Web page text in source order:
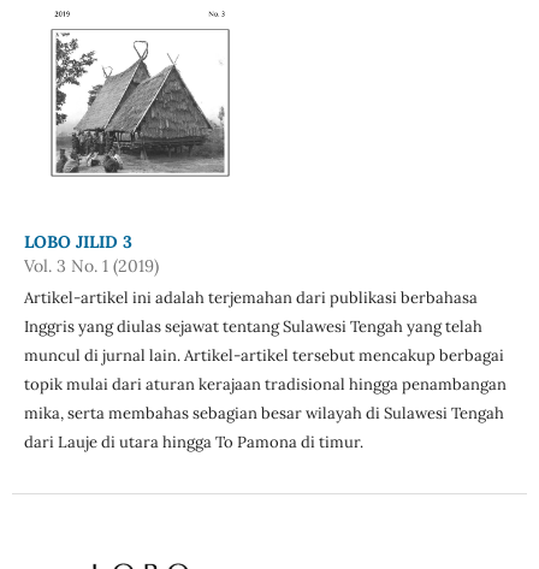
LOBO JILID 3
Vol. 3 No. 1 (2019)
Artikel-artikel ini adalah terjemahan dari publikasi berbahasa
Inggris yang diulas sejawat tentang Sulawesi Tengah yang telah
muncul di jurnal lain. Artikel-artikel tersebut mencakup berbagai
topik mulai dari aturan kerajaan tradisional hingga penambangan
mika, serta membahas sebagian besar wilayah di Sulawesi Tengah
dari Lauje di utara hingga To Pamona di timur.